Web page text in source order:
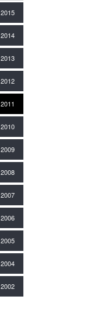
2015
2014
2013
2012
2011
2010
2009
2008
2007
2006
2005
2004
2002